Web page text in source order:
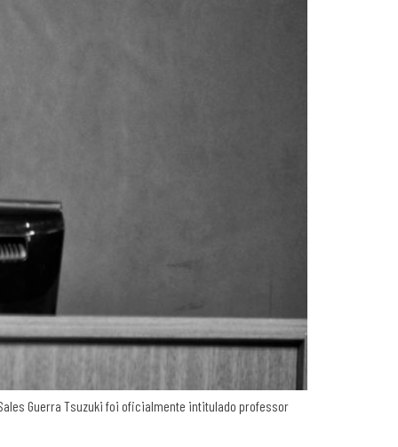
Guerra Tsuzuki foi oficialmente intitulado professor